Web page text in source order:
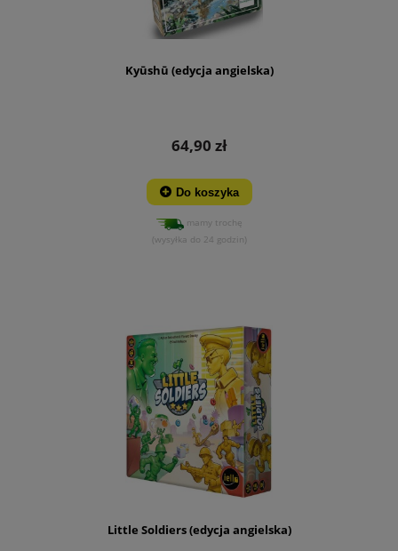
Kyūshū (edycja angielska)
64,90 zł
Do koszyka
mamy trochę
(wysyłka do 24 godzin)
Little Soldiers (edycja angielska)